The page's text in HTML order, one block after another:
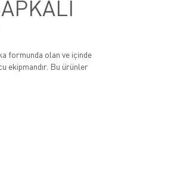
formunda olan ve içinde
ekipmandır. Bu ürünler